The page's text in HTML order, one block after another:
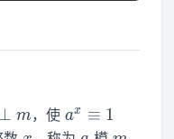
⊥ m，使a^x\equiv
1\pmod
ax ≡ 1